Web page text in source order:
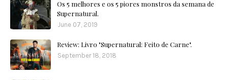
Os 5 melhores e os 5 piores monstros da semana de
Supernatural.
June 07, 2019
Review: Livro "Supernatural: Feito de Carne".
September 18, 2018